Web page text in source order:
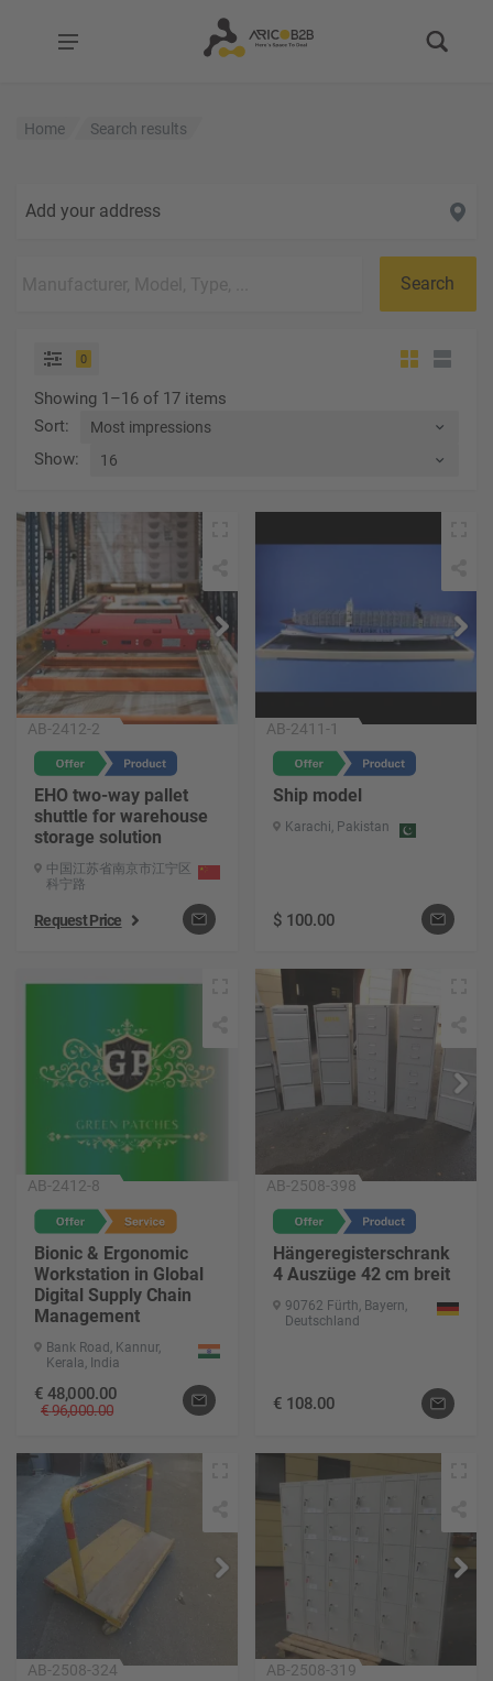
Home Search results
Add your address
Search
0
Showing 1–16 of 17 items
Sort:
Show:
AB-2412-2
EHO two-way pallet
shuttle for warehouse
storage solution
中国江苏省南京市江宁区
科宁路
Request Price
AB-2411-1
Ship model
Karachi, Pakistan
$ 100.00
AB-2412-8
Bionic & Ergonomic
Workstation in Global
Digital Supply Chain
Management
Bank Road, Kannur,
Kerala, India
€ 48,000.00
€96,000.00
AB-2508-398
Hängeregisterschrank
4 Auszüge 42 cm breit
90762 Fürth, Bayern,
Deutschland
€ 108.00
AB-2508-324 AB-2508-319